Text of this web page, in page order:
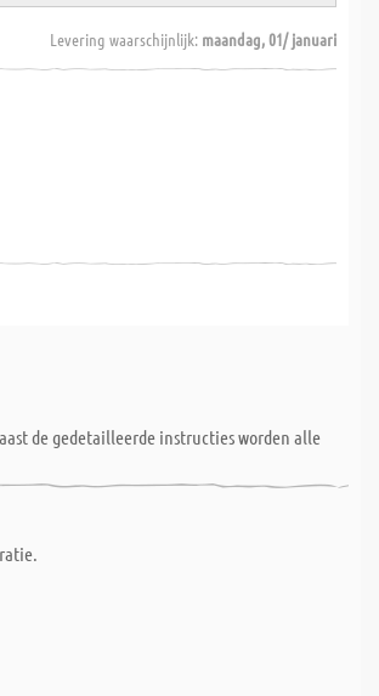
Levering waarschijnlijk: maandag, 01/ januari
de gedetailleerde instructies worden alle